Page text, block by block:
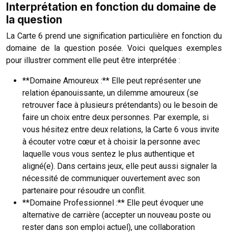
Interprétation en fonction du domaine de
la question
La Carte 6 prend une signification particulière en fonction du
domaine de la question posée. Voici quelques exemples
pour illustrer comment elle peut être interprétée :
**Domaine Amoureux :** Elle peut représenter une
relation épanouissante, un dilemme amoureux (se
retrouver face à plusieurs prétendants) ou le besoin de
faire un choix entre deux personnes. Par exemple, si
vous hésitez entre deux relations, la Carte 6 vous invite
à écouter votre cœur et à choisir la personne avec
laquelle vous vous sentez le plus authentique et
aligné(e). Dans certains jeux, elle peut aussi signaler la
nécessité de communiquer ouvertement avec son
partenaire pour résoudre un conflit.
**Domaine Professionnel :** Elle peut évoquer une
alternative de carrière (accepter un nouveau poste ou
rester dans son emploi actuel), une collaboration